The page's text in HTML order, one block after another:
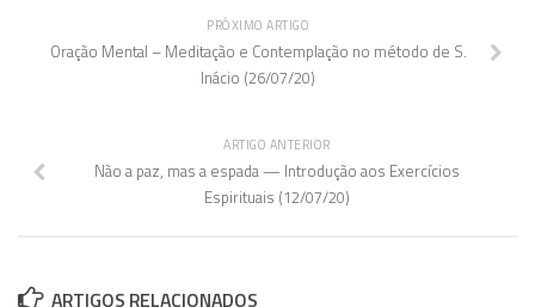
PRÓXIMO ARTIGO
Oração Mental – Meditação e Contemplação no método de S.
Inácio (26/07/20)
ARTIGO ANTERIOR
Não a paz, mas a espada — Introdução aos Exercícios
Espirituais (12/07/20)
ARTIGOS RELACIONADOS